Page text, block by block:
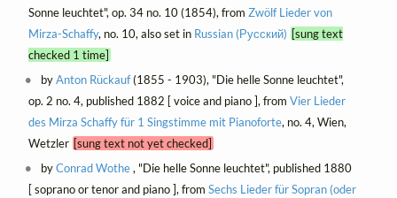
Sonne leuchtet", op. 34 no. 10 (1854), from Zwölf Lieder von
Mirza-Schaffy, no. 10, also set in Russian (Русский) [sung text
checked 1 time]
byAnton Rückauf(1855 - 1903), "Die helle Sonne leuchtet",
op. 2 no. 4, published 1882 [ voice and piano ], from Vier Lieder
des Mirza Schaffy für 1 Singstimme mit Pianoforte, no. 4, Wien,
Wetzler [sung text not yet checked]
byConrad Wothe, "Die helle Sonne leuchtet", published 1880
[ soprano or tenor and piano ], from Sechs Lieder für Sopran (oder